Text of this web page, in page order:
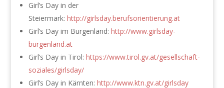
Girl’s Day in der
Steiermark: http://girlsday.berufsorientierung.at
Girl’s Day im Burgenland: http://www.girlsday-
burgenland.at
Girl’s Day in Tirol: https://www.tirol.gv.at/gesellschaft-
soziales/girlsday/
Girl’s Day in Kärnten: http://www.ktn.gv.at/girlsday